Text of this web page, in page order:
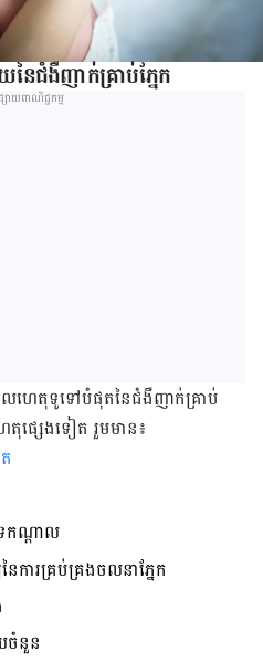
ៃ​ជំងឺ​ញាក់​គ្រាប់​ភ្នែក
សាយពាណិជ្ជកម្ម
ហេតុ​ទូទៅ​បំផុត​នៃ​ជំងឺ​ញាក់​គ្រាប់​
ផ្សេង​ទៀត​ រួម​មាន​៖
កណ្ដាល​
ការ​គ្រប់គ្រង​ចលនា​ភ្នែក​
ចំនួន​